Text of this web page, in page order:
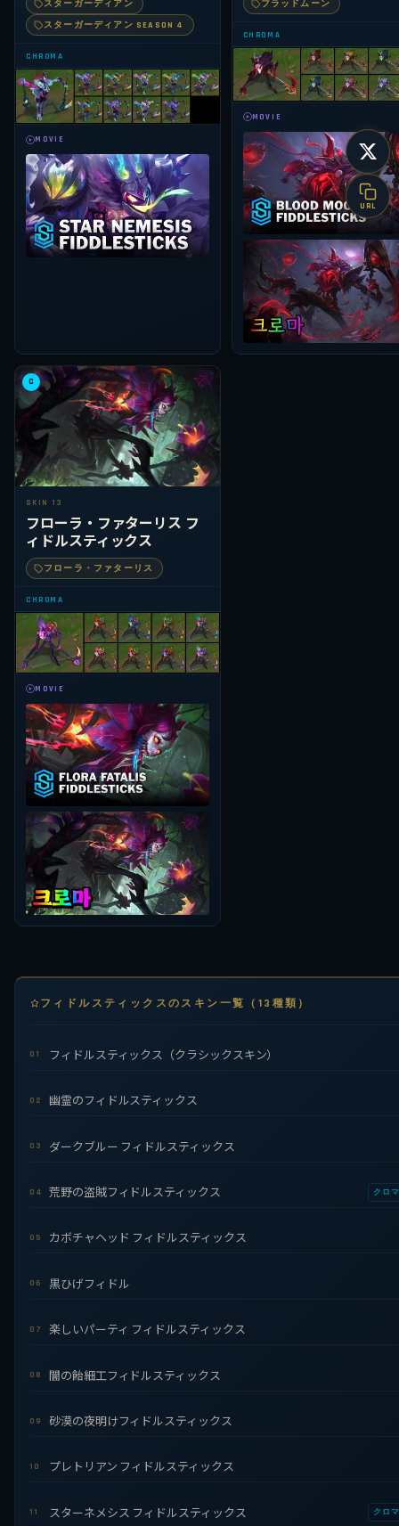
URL
スターガーディアン
スターガーディアン SEASON 4
CHROMA
MOVIE
ブラッドムーン
CHROMA
MOVIE
C
SKIN 13
フローラ・ファターリス フ
ィドルスティックス
フローラ・ファターリス
CHROMA
MOVIE
フィドルスティックスのスキン一覧（13種類）
01 フィドルスティックス（クラシックスキン）
02 幽霊のフィドルスティックス
03 ダークブルー フィドルスティックス
04 荒野の盗賊フィドルスティックス クロ
05 カボチャヘッド フィドルスティックス
06 黒ひげフィドル
07 楽しいパーティ フィドルスティックス
08 闇の飴細工フィドルスティックス
09 砂漠の夜明けフィドルスティックス
10 プレトリアン フィドルスティックス
11 スターネメシス フィドルスティックス クロ